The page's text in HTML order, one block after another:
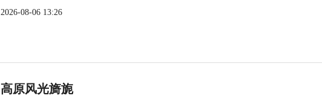
2026-08-06 13:26
高原风光旖旎